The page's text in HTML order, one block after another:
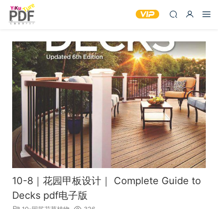
10-8｜花园甲板设计｜ Complete Guide to
Decks pdf电子版